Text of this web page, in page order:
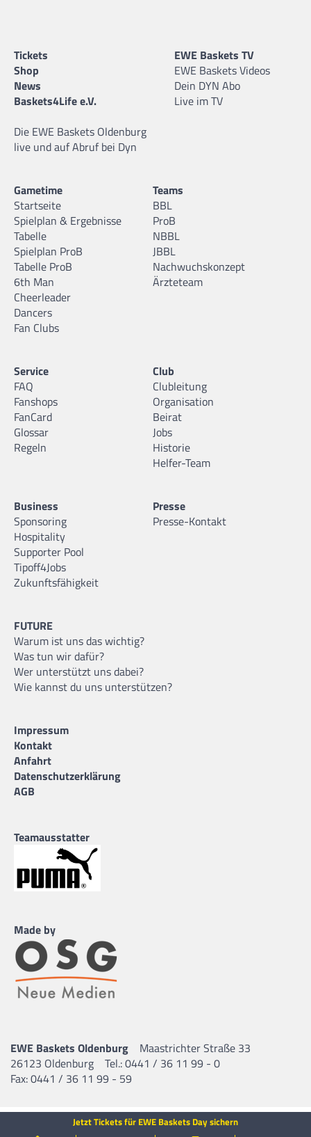
Jetzt Tickets für EWE Baskets Day sichern
Tickets
Shop
News
Baskets4Life e.V.
Die EWE Baskets Oldenburg
live und auf Abruf bei Dyn
EWE Baskets TV
EWE Baskets Videos
Dein DYN Abo
Live im TV
Gametime
Startseite
Spielplan & Ergebnisse
Tabelle
Spielplan ProB
Tabelle ProB
6th Man
Cheerleader
Dancers
Fan Clubs
Teams
BBL
ProB
NBBL
JBBL
Nachwuchskonzept
Ärzteteam
Service
FAQ
Fanshops
FanCard
Glossar
Regeln
Club
Clubleitung
Organisation
Beirat
Jobs
Historie
Helfer-Team
Business
Sponsoring
Hospitality
Supporter Pool
Tipoff4Jobs
Zukunftsfähigkeit
Presse
Presse-Kontakt
FUTURE
Warum ist uns das wichtig?
Was tun wir dafür?
Wer unterstützt uns dabei?
Wie kannst du uns unterstützen?
Impressum
Kontakt
Anfahrt
Datenschutzerklärung
AGB
Teamausstatter
Made by
EWE Baskets Oldenburg
Maastrichter Straße 33
26123 Oldenburg
Tel.: 0441 / 36 11 99 - 0
Fax: 0441 / 36 11 99 - 59